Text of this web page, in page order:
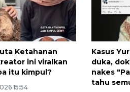
Ketahanan
ini viralkan
itu kimpul?
15:54
Kasus
duka,
nakes
tahu
2026-08-07 18:00:00